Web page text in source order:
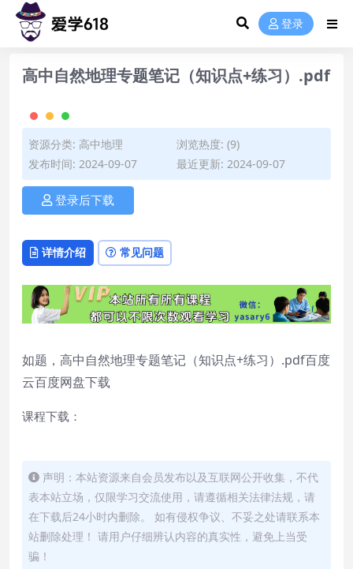
登录
高中自然地理专题笔记（知识点+练习）.pdf
资源分类: 高中地理
浏览热度: (9)
发布时间: 2024-09-07
最近更新: 2024-09-07
登录后下载
详情介绍 常见问题
如题，高中自然地理专题笔记（知识点+练习）.pdf百度
云百度网盘下载
课程下载：
声明：本站资源来自会员发布以及互联网公开收集，不代
表本站立场，仅限学习交流使用，请遵循相关法律法规，请
在下载后24小时内删除。 如有侵权争议、不妥之处请联系本
站删除处理！ 请用户仔细辨认内容的真实性，避免上当受
骗！